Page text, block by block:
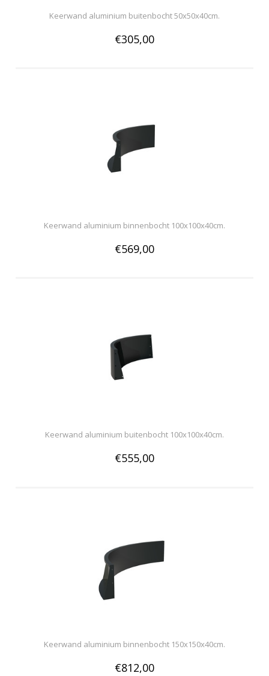
Keerwand aluminium buitenbocht 50x50x40cm.
€305,00
Keerwand aluminium binnenbocht 100x100x40cm.
€569,00
Keerwand aluminium buitenbocht 100x100x40cm.
€555,00
Keerwand aluminium binnenbocht 150x150x40cm.
€812,00